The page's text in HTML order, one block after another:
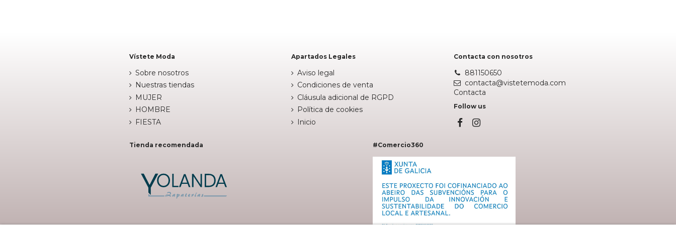
Vístete Moda
Sobre nosotros
Nuestras tiendas
MUJER
HOMBRE
FIESTA
Apartados Legales
Aviso legal
Condiciones de venta
Cláusula adicional de RGPD
Política de cookies
Inicio
Contacta con nosotros
881150650
contacta@vistetemoda.com
Contacta
Follow us
Tienda recomendada #Comercio360